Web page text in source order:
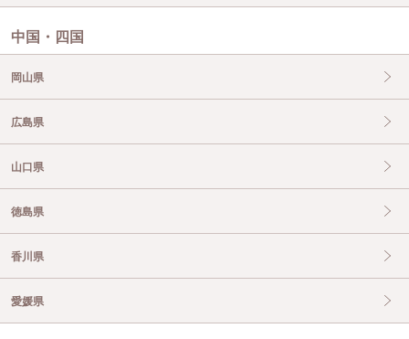
中国・四国
岡山県
広島県
山口県
徳島県
香川県
愛媛県